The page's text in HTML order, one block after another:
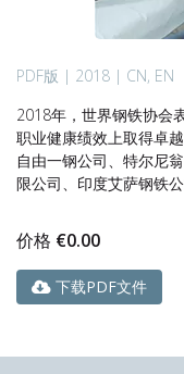
PDF版 | 2018 | CN, EN
2018年，世界钢铁协会
职业健康绩效上取得卓
自由一钢公司、特尔尼
限公司、印度艾萨钢铁公
价格 €0.00
下载PDF文件